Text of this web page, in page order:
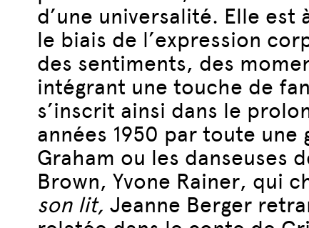
d’une universalité. Elle
le biais de l’expression
des sentiments, des
intégrant une touche de
s’inscrit ainsi dans le
années 1950 par toute
Graham ou les danseuses
Brown, Yvone Rainer, qui
son lit, Jeanne Berger